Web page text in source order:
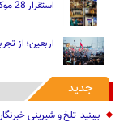
استقرار 28 موکب اسکان زائران در مشهد هم زمان با دهه پایانی صفر
اربعین؛ از
جدید
ببینید| تلخ و شیرینی